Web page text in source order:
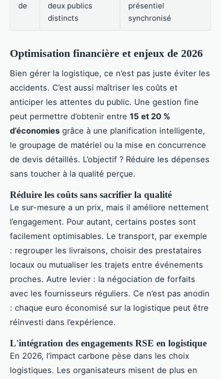
de
deux publics
distincts
présentiel
synchronisé
Optimisation financière et enjeux de 2026
Bien gérer la logistique, ce n’est pas juste éviter les
accidents. C’est aussi maîtriser les coûts et
anticiper les attentes du public. Une gestion fine
peut permettre d’obtenir entre 15 et 20 %
d’économies grâce à une planification intelligente,
le groupage de matériel ou la mise en concurrence
de devis détaillés. L’objectif ? Réduire les dépenses
sans toucher à la qualité perçue.
Réduire les coûts sans sacrifier la qualité
Le sur-mesure a un prix, mais il améliore nettement
l’engagement. Pour autant, certains postes sont
facilement optimisables. Le transport, par exemple
: regrouper les livraisons, choisir des prestataires
locaux ou mutualiser les trajets entre événements
proches. Autre levier : la négociation de forfaits
avec les fournisseurs réguliers. Ce n’est pas anodin
: chaque euro économisé sur la logistique peut être
réinvesti dans l’expérience.
L'intégration des engagements RSE en logistique
En 2026, l’impact carbone pèse dans les choix
logistiques. Les organisateurs misent de plus en